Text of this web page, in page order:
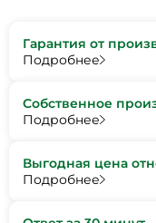
Гарантия от
Подробнее
Собственное
Подробнее
Выгодная цена
Подробнее